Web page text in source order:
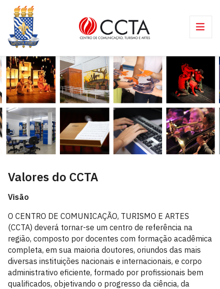
Valores do CCTA
Visão
O CENTRO DE COMUNICAÇÃO, TURISMO E ARTES
(CCTA) deverá tornar-se um centro de referência na
região, composto por docentes com formação acadêmica
completa, em sua maioria doutores, oriundos das mais
diversas instituições nacionais e internacionais, e corpo
administrativo eficiente, formado por profissionais bem
qualificados, objetivando o progresso da ciência, da